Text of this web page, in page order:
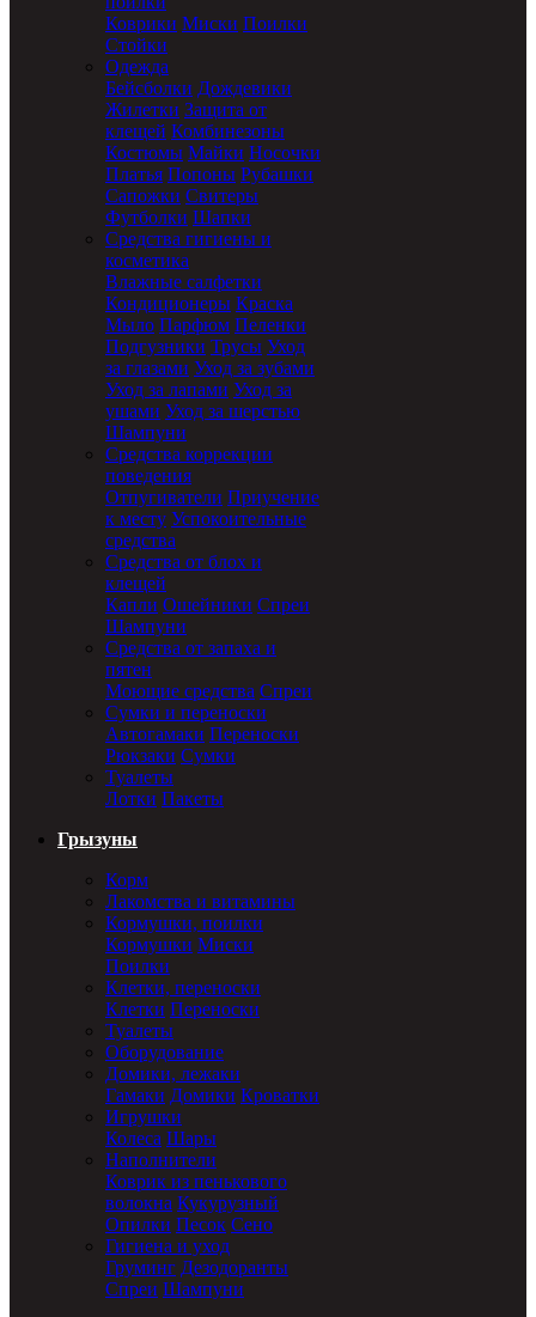
Коврики Миски Поилки
Стойки
Одежда
Бейсболки Дождевики
Жилетки Защита от
клещей Комбинезоны
Костюмы Майки Носочки
Платья Попоны Рубашки
Сапожки Свитеры
Футболки Шапки
Средства гигиены и
косметика
Влажные салфетки
Кондиционеры Краска
Мыло Парфюм Пеленки
Подгузники Трусы Уход
за глазами Уход за зубами
Уход за лапами Уход за
ушами Уход за шерстью
Шампуни
Средства коррекции
поведения
Отпугиватели Приучение
к месту Успокоительные
средства
Средства от блох и
клещей
Капли Ошейники Спреи
Шампуни
Средства от запаха и
пятен
Моющие средства Спреи
Сумки и переноски
Автогамаки Переноски
Рюкзаки Сумки
Туалеты
Лотки Пакеты
Грызуны
Корм
Лакомства и витамины
Кормушки, поилки
Кормушки Миски
Поилки
Клетки, переноски
Клетки Переноски
Туалеты
Оборудование
Домики, лежаки
Гамаки Домики Кроватки
Игрушки
Колеса Шары
Наполнители
Коврик из пенькового
волокна Кукурузный
Опилки Песок Сено
Гигиена и уход
Груминг Дезодоранты
Спреи Шампуни